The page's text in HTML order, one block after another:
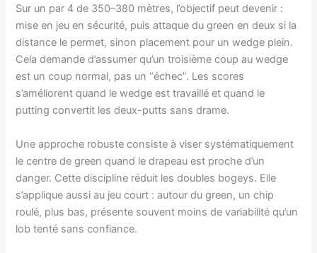
Sur un par 4 de 350–380 mètres, l’objectif peut devenir :
mise en jeu en sécurité, puis attaque du green en deux si la
distance le permet, sinon placement pour un wedge plein.
Cela demande d’assumer qu’un troisième coup au wedge
est un coup normal, pas un “échec”. Les scores
s’améliorent quand le wedge est travaillé et quand le
putting convertit les deux-putts sans drame.
Une approche robuste consiste à viser systématiquement
le centre de green quand le drapeau est proche d’un
danger. Cette discipline réduit les doubles bogeys. Elle
s’applique aussi au jeu court : autour du green, un chip
roulé, plus bas, présente souvent moins de variabilité qu’un
lob tenté sans confiance.